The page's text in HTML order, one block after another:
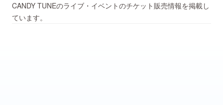
CANDY TUNEのライブ・イベントのチケット販売情報を掲載し
ています。